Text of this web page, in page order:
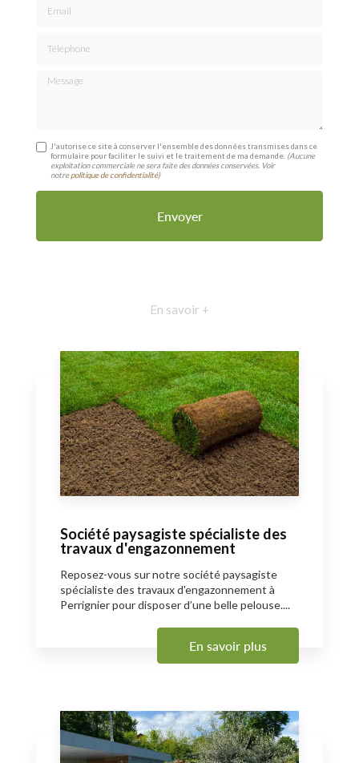
Message
J'autorise ce site à conserver l'ensemble des données transmises dans ce
formulaire pour faciliter le suivi et le traitement de ma demande. (Aucune
exploitation commerciale ne sera faite des données conservées. Voir
notrepolitique de confidentialité)
En savoir +
Société paysagiste spécialiste des
travaux d'engazonnement
Reposez-vous sur notre société paysagiste
spécialiste des travaux d'engazonnement à
Perrignier pour disposer d’une belle pelouse....
En savoir plus